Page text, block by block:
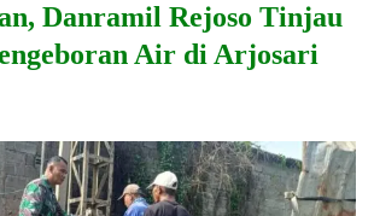
Danramil Rejoso Tinjau
Air di Arjosari